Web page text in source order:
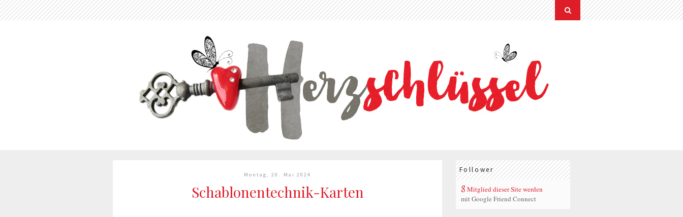
Montag, 20. Mai 2024
Schablonentechnik-Karten
Follower
Mitglied dieser Site werden
mit Google Friend Connect